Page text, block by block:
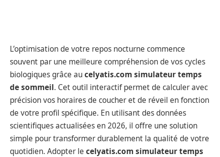
L’optimisation de votre repos nocturne commence
souvent par une meilleure compréhension de vos cycles
biologiques grâce aucelyatis.com simulateur temps
de sommeil. Cet outil interactif permet de calculer avec
précision vos horaires de coucher et de réveil en fonction
de votre profil spécifique. En utilisant des données
scientifiques actualisées en 2026, il offre une solution
simple pour transformer durablement la qualité de votre
quotidien. Adopter le celyatis.com simulateur temps